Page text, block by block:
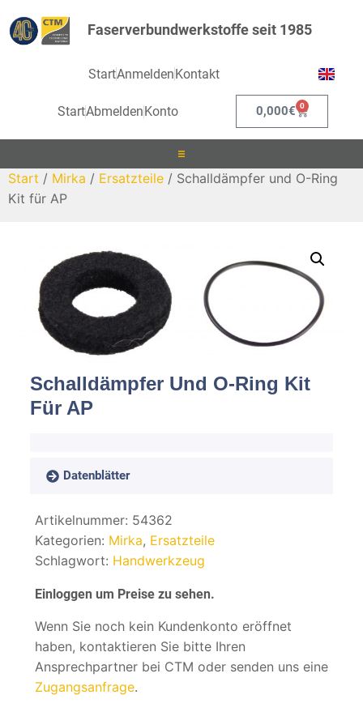
Faserverbundwerkstoffe seit 1985
StartAnmeldenKontakt
StartAbmelden Konto 0,000€ 0
Laminieren
Kleben
Beschichten
Fasern
Werkzeug
Mirka
Start / Mirka / Ersatzteile / Schalldämpfer und O-Ring
Kit für AP
Schalldämpfer Und O-Ring Kit
Für AP
Datenblätter
Artikelnummer: 54362
Kategorien: Mirka, Ersatzteile
Schlagwort: Handwerkzeug
Einloggen um Preise zu sehen.
Wenn Sie noch kein Kundenkonto eröffnet
haben, kontaktieren Sie bitte Ihren
Ansprechpartner bei CTM oder senden uns eine
Zugangsanfrage.